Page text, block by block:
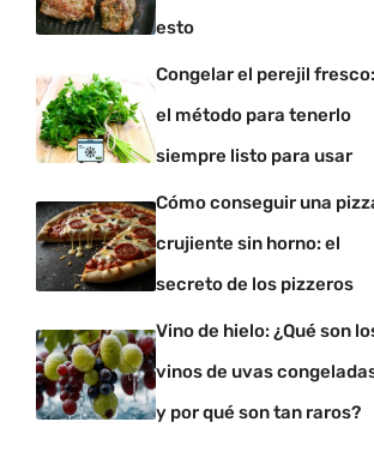
esto
Congelar el perejil fresco:
el método para tenerlo
siempre listo para usar
Cómo conseguir una
crujiente sin horno: el
secreto de los pizzeros
Vino de hielo: ¿Qué son
vinos de uvas
y por qué son tan raros?